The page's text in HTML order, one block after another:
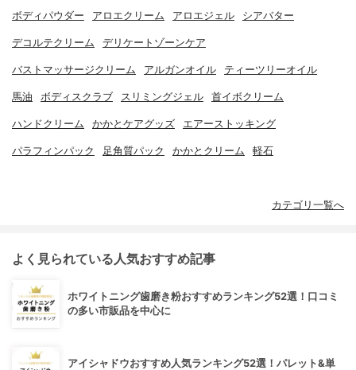
ボディパウダー アロエクリーム アロエジェル シアバター
デコルテクリーム デリケートゾーンケア
バストマッサージクリーム アルガンオイル ティーツリーオイル
馬油 ボディスクラブ スリミングジェル 首イボクリーム
ハンドクリーム かかとケアグッズ エアーストッキング
パラフィンパック 足角質パック かかとクリーム 軽石
カテゴリ一覧へ
よく見られている人気おすすめ記事
ホワイトニング歯磨き粉おすすめランキング52選！口コミ
の多い市販品を中心に
アイシャドウおすすめ人気ランキング52選！パレット&単